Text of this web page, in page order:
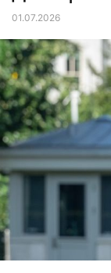
01.07.2026